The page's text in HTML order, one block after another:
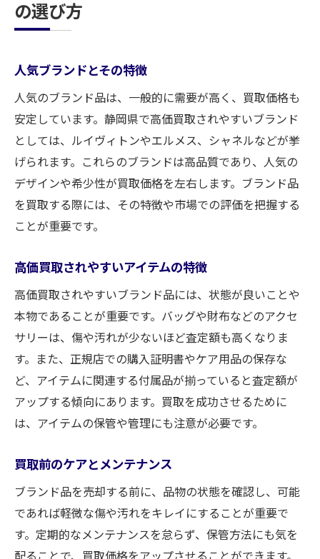
の選び方
人気ブランドとその特徴
人気のブランド品は、一般的に需要が高く、買取価格も
安定しています。静岡県で高価買取されやすいブランド
としては、ルイヴィトンやエルメス、シャネルなどが挙
げられます。これらのブランドは高品質であり、人気の
デザインや希少性が買取価格を左右します。ブランド品
を買取する際には、その特徴や市場での評価を把握する
ことが重要です。
高価買取されやすいアイテムの特徴
高価買取されやすいブランド品には、状態が良いことや
本物であることが重要です。バッグや財布などのアクセ
サリーは、傷や汚れが少ないほど査定額も高くなりま
す。また、正規店での購入証明書やケア用品の保存な
ど、アイテムに関連する付属品が揃っていると査定額が
アップする傾向にあります。買取を成功させるために
は、アイテムの保管や管理にも注意が必要です。
買取前のケアとメンテナンス
ブランド品を売却する前に、品物の状態を確認し、可能
であれば軽微な傷や汚れをキレイにすることが重要で
す。定期的なメンテナンスを怠らず、保管方法にも気を
配ることで、買取価格をアップさせることができます。